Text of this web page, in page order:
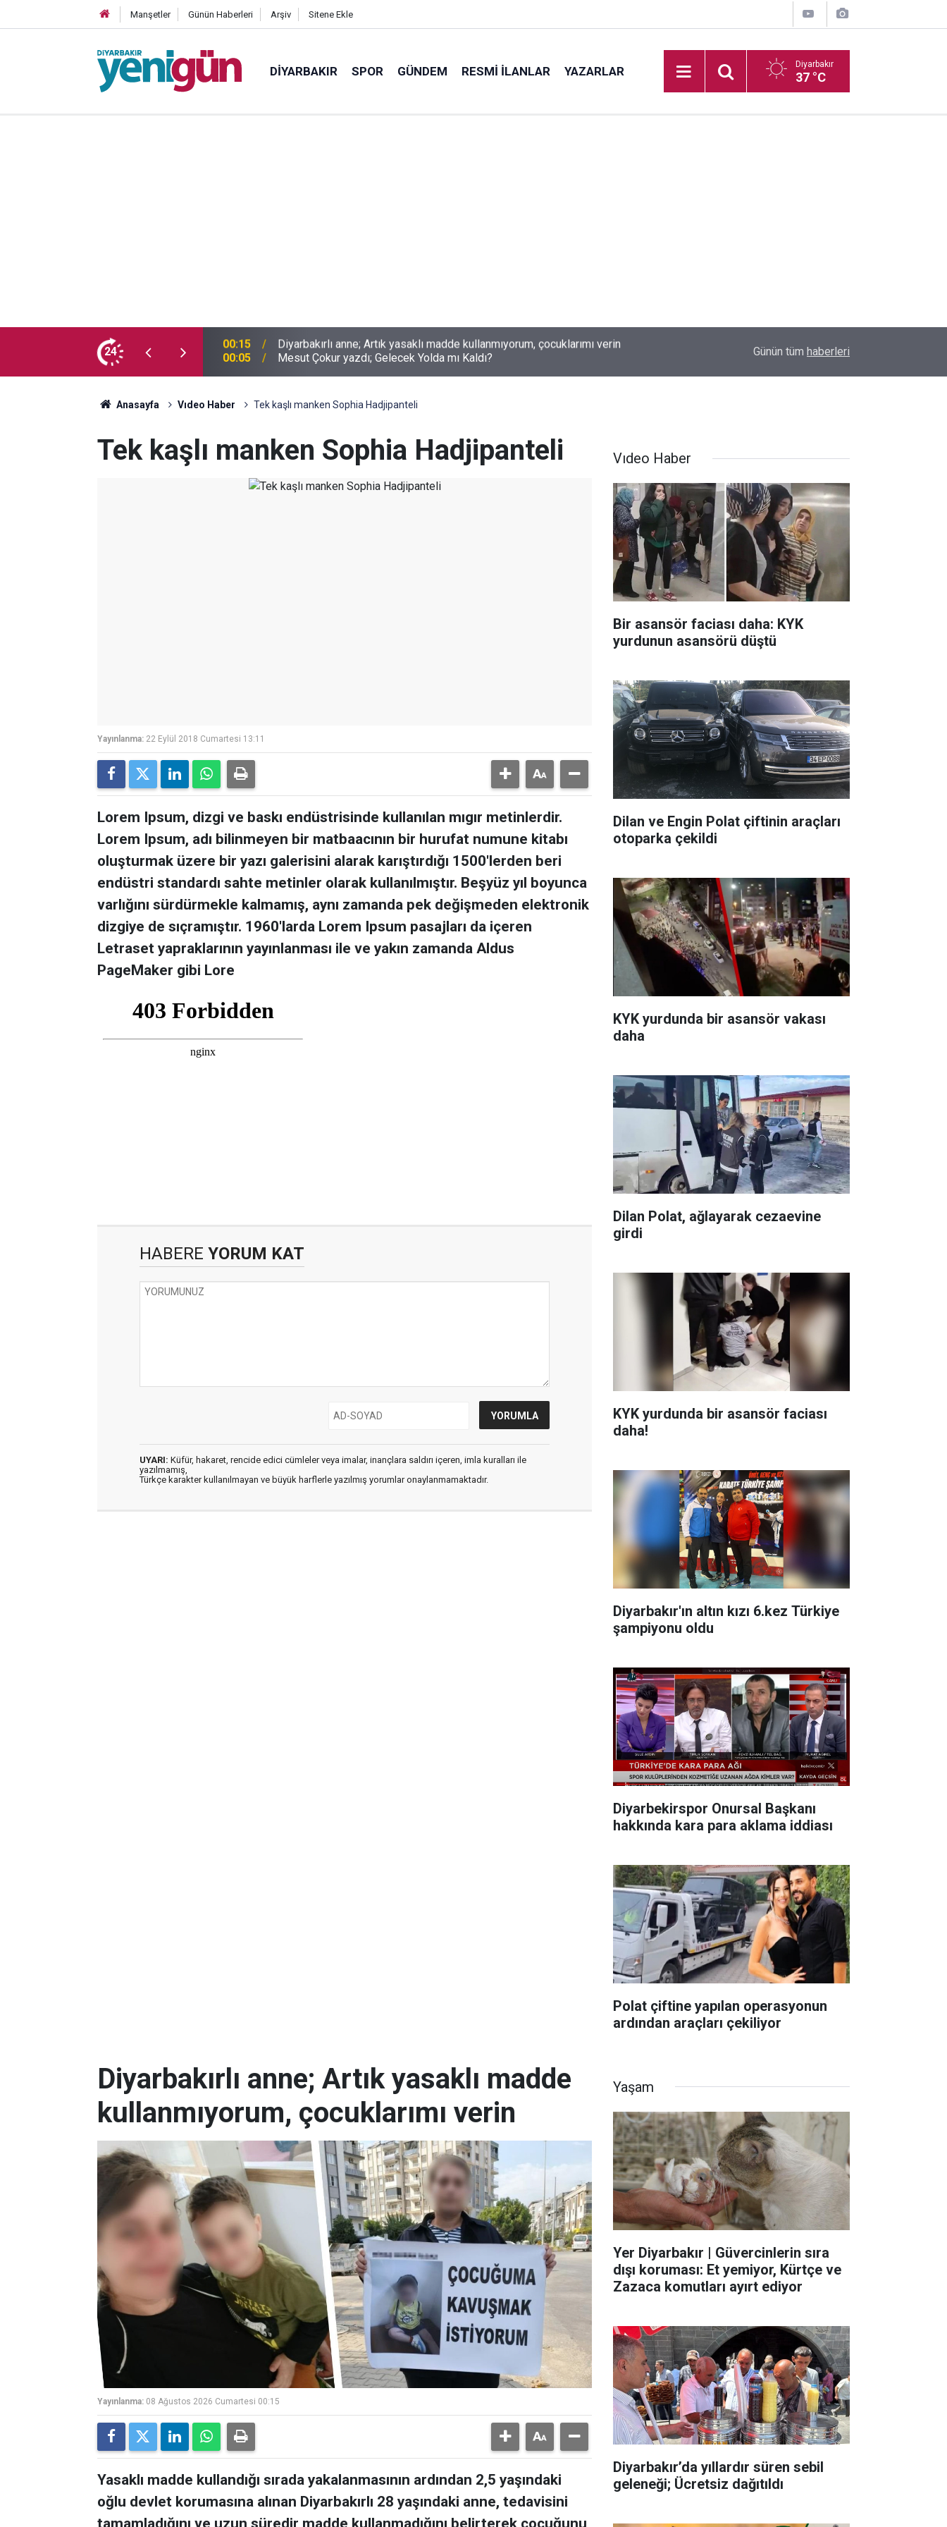
Manşetler Günün Haberleri Arşiv Sitene Ekle
DIYARBAKIR SPOR GÜNDEM RESMI İLANLAR YAZARLAR Diyarbakır
37 °C
24
kullanmıyorum, çocuklarımı verin 00:05 Mesut Çokur yazdı; Gelecek Yolda mı Kaldı? Barış Ünal yazdı; Silahlar susarsa gelecek
Günün tüm haberleri
Anasayfa Vıdeo Haber Tek kaşlı manken Sophia Hadjipanteli
Tek kaşlı manken Sophia Hadjipanteli
Yayınlanma: 22 Eylül 2018 Cumartesi 13:11
Lorem Ipsum, dizgi ve baskı endüstrisinde kullanılan mıgır metinlerdir.
Lorem Ipsum, adı bilinmeyen bir matbaacının bir hurufat numune kitabı
oluşturmak üzere bir yazı galerisini alarak karıştırdığı 1500'lerden beri
endüstri standardı sahte metinler olarak kullanılmıştır. Beşyüz yıl boyunca
varlığını sürdürmekle kalmamış, aynı zamanda pek değişmeden elektronik
dizgiye de sıçramıştır. 1960'larda Lorem Ipsum pasajları da içeren
Letraset yapraklarının yayınlanması ile ve yakın zamanda Aldus
PageMaker gibi Lore
HABERE YORUM KAT
UYARI: Küfür, hakaret, rencide edici cümleler veya imalar, inançlara saldırı içeren, imla kuralları ile
yazılmamış,
Türkçe karakter kullanılmayan ve büyük harflerle yazılmış yorumlar onaylanmamaktadır.
Vıdeo Haber
Bir asansör faciası daha: KYK
yurdunun asansörü düştü
Dilan ve Engin Polat çiftinin araçları
otoparka çekildi
KYK yurdunda bir asansör vakası
daha
Dilan Polat, ağlayarak cezaevine
girdi
KYK yurdunda bir asansör faciası
daha!
Diyarbakır'ın altın kızı 6.kez Türkiye
şampiyonu oldu
Diyarbekirspor Onursal Başkanı
hakkında kara para aklama iddiası
Polat çiftine yapılan operasyonun
ardından araçları çekiliyor
Diyarbakırlı anne; Artık yasaklı madde
kullanmıyorum, çocuklarımı verin
Yayınlanma: 08 Ağustos 2026 Cumartesi 00:15
Yasaklı madde kullandığı sırada yakalanmasının ardından 2,5 yaşındaki
oğlu devlet korumasına alınan Diyarbakırlı 28 yaşındaki anne, tedavisini
tamamladığını ve uzun süredir madde kullanmadığını belirterek çocuğunu
Yaşam
Yer Diyarbakır | Güvercinlerin sıra
dışı koruması: Et yemiyor, Kürtçe ve
Zazaca komutları ayırt ediyor
Diyarbakır’da yıllardır süren sebil
geleneği; Ücretsiz dağıtıldı